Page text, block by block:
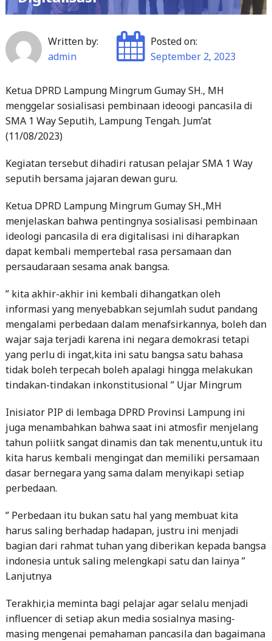
Written by:
admin
Posted on:
September 2, 2023
Ketua DPRD Lampung Mingrum Gumay SH., MH
menggelar sosialisasi pembinaan ideoogi pancasila di
SMA 1 Way Seputih, Lampung Tengah. Jum’at
(11/08/2023)
Kegiatan tersebut dihadiri ratusan pelajar SMA 1 Way
seputih bersama jajaran dewan guru.
Ketua DPRD Lampung Mingrum Gumay SH.,MH
menjelaskan bahwa pentingnya sosialisasi pembinaan
ideologi pancasila di era digitalisasi ini diharapkan
dapat kembali mempertebal rasa persamaan dan
persaudaraan sesama anak bangsa.
” kita akhir-akhir ini kembali dihangatkan oleh
informasi yang menyebabkan sejumlah sudut pandang
mengalami perbedaan dalam menafsirkannya, boleh dan
wajar saja terjadi karena ini negara demokrasi tetapi
yang perlu di ingat,kita ini satu bangsa satu bahasa
tidak boleh terpecah boleh apalagi hingga melakukan
tindakan-tindakan inkonstitusional ” Ujar Mingrum
Inisiator PIP di lembaga DPRD Provinsi Lampung ini
juga menambahkan bahwa saat ini atmosfir menjelang
tahun poliitk sangat dinamis dan tak menentu,untuk itu
kita harus kembali mengingat dan memiliki persamaan
dasar bernegara yang sama dalam menyikapi setiap
perbedaan.
” Perbedaan itu bukan satu hal yang membuat kita
harus saling berhadap hadapan, justru ini menjadi
bagian dari rahmat tuhan yang diberikan kepada bangsa
indonesia untuk saling melengkapi satu dan lainya ”
Lanjutnya
Terakhir,ia meminta bagi pelajar agar selalu menjadi
influencer di setiap akun media sosialnya masing-
masing mengenai pemahaman pancasila dan bagaimana